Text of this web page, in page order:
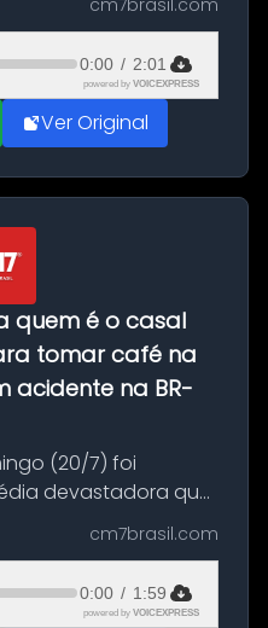
Um passeio
regio...
cm7brasil.com
0:00 / 2:01
powered by VOICEXPRESS
Ver Original
quem é o casal
tomar café na
acidente na BR-
(20/7) foi
devastadora que
de dois jovens na
Um passeio
regio...
cm7brasil.com
0:00 / 1:59
powered by VOICEXPRESS